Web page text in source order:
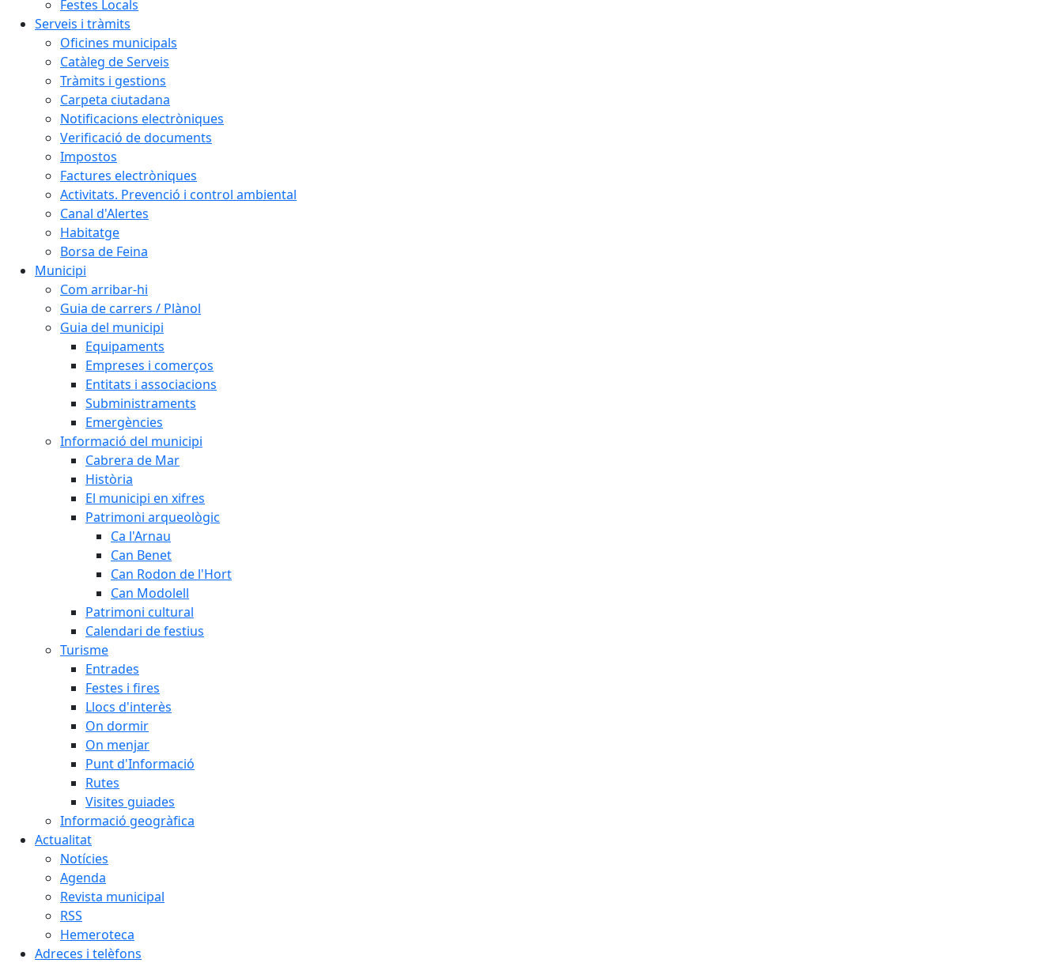
Festes Locals
Serveis i tràmits
Oficines municipals
Catàleg de Serveis
Tràmits i gestions
Carpeta ciutadana
Notificacions electròniques
Verificació de documents
Impostos
Factures electròniques
Activitats. Prevenció i control ambiental
Canal d'Alertes
Habitatge
Borsa de Feina
Municipi
Com arribar-hi
Guia de carrers / Plànol
Guia del municipi
Equipaments
Empreses i comerços
Entitats i associacions
Subministraments
Emergències
Informació del municipi
Cabrera de Mar
Història
El municipi en xifres
Patrimoni arqueològic
Ca l'Arnau
Can Benet
Can Rodon de l'Hort
Can Modolell
Patrimoni cultural
Calendari de festius
Turisme
Entrades
Festes i fires
Llocs d'interès
On dormir
On menjar
Punt d'Informació
Rutes
Visites guiades
Informació geogràfica
Actualitat
Notícies
Agenda
Revista municipal
RSS
Hemeroteca
Adreces i telèfons